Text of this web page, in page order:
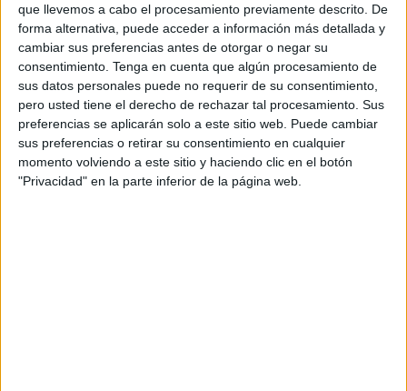
que llevemos a cabo el procesamiento previamente descrito. De
forma alternativa, puede acceder a información más detallada y
cambiar sus preferencias antes de otorgar o negar su
consentimiento. Tenga en cuenta que algún procesamiento de
sus datos personales puede no requerir de su consentimiento,
pero usted tiene el derecho de rechazar tal procesamiento. Sus
preferencias se aplicarán solo a este sitio web. Puede cambiar
sus preferencias o retirar su consentimiento en cualquier
momento volviendo a este sitio y haciendo clic en el botón
"Privacidad" en la parte inferior de la página web.
Según el nuevo informe sobre el estado de derecho
ambiental de la ONU, aunque el volumen de leyes
ambientales se ha multiplicado por 38 desde 1972, “la
incapacidad de aplicar y hacer cumplir plenamente las
regulaciones es uno de los mayores desafíos para
mitigar el cambio climático, reducir la contaminación o
detener la pérdida generalizada de especies y
hábitats”.